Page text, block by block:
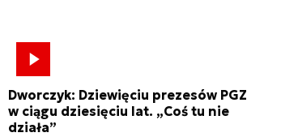
Dworczyk: Dziewięciu prezesów PGZ
w ciągu dziesięciu lat. „Coś tu nie
działa”